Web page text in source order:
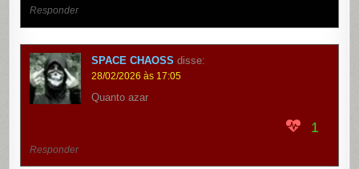
Responder
SPACE CHAOSS disse:
28/02/2026 às 17:05
Quanto azar
1
Responder